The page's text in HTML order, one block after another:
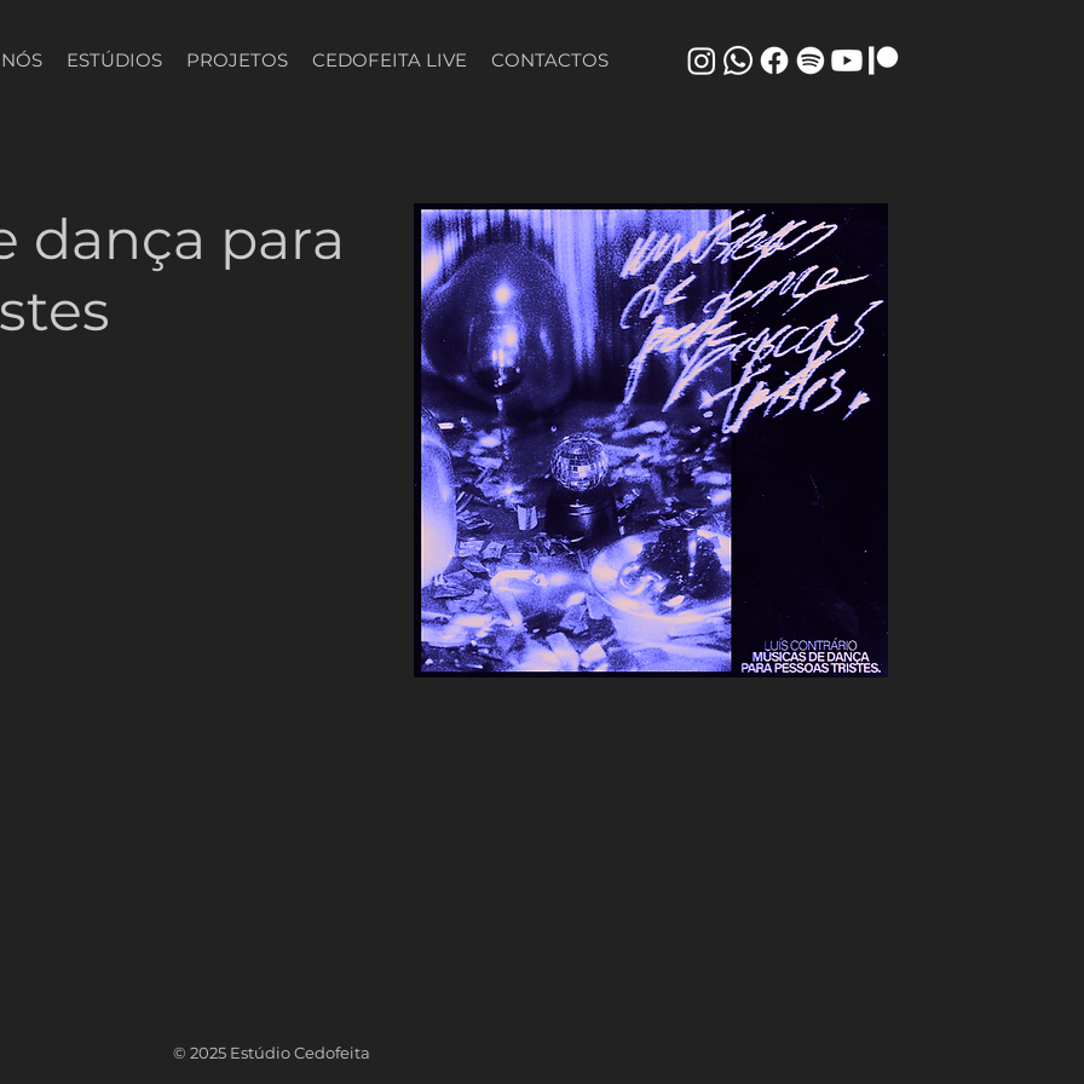
ESTÚDIOS PROJETOS CEDOFEITA LIVE CONTACTOS
dança para
© 2025 Estúdio Cedofeita